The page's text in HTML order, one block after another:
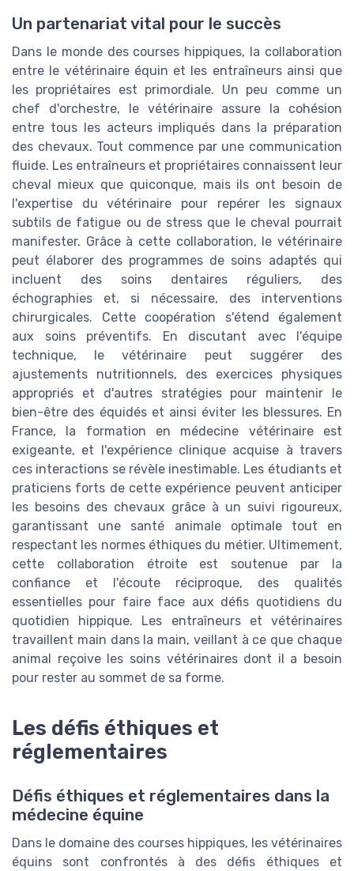
Un partenariat vital pour le succès
Dans le monde des courses hippiques, la collaboration
entre le vétérinaire équin et les entraîneurs ainsi que
les propriétaires est primordiale. Un peu comme un
chef d'orchestre, le vétérinaire assure la cohésion
entre tous les acteurs impliqués dans la préparation
des chevaux. Tout commence par une communication
fluide. Les entraîneurs et propriétaires connaissent leur
cheval mieux que quiconque, mais ils ont besoin de
l'expertise du vétérinaire pour repérer les signaux
subtils de fatigue ou de stress que le cheval pourrait
manifester. Grâce à cette collaboration, le vétérinaire
peut élaborer des programmes de soins adaptés qui
incluent des soins dentaires réguliers, des
échographies et, si nécessaire, des interventions
chirurgicales. Cette coopération s'étend également
aux soins préventifs. En discutant avec l'équipe
technique, le vétérinaire peut suggérer des
ajustements nutritionnels, des exercices physiques
appropriés et d'autres stratégies pour maintenir le
bien-être des équidés et ainsi éviter les blessures. En
France, la formation en médecine vétérinaire est
exigeante, et l'expérience clinique acquise à travers
ces interactions se révèle inestimable. Les étudiants et
praticiens forts de cette expérience peuvent anticiper
les besoins des chevaux grâce à un suivi rigoureux,
garantissant une santé animale optimale tout en
respectant les normes éthiques du métier. Ultimement,
cette collaboration étroite est soutenue par la
confiance et l'écoute réciproque, des qualités
essentielles pour faire face aux défis quotidiens du
quotidien hippique. Les entraîneurs et vétérinaires
travaillent main dans la main, veillant à ce que chaque
animal reçoive les soins vétérinaires dont il a besoin
pour rester au sommet de sa forme.
Les défis éthiques et
réglementaires
Défis éthiques et réglementaires dans la
médecine équine
Dans le domaine des courses hippiques, les vétérinaires
équins sont confrontés à des défis éthiques et